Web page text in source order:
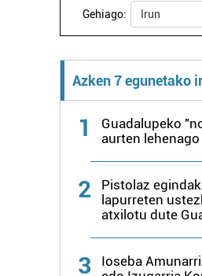
Gehiago: Irun
Azken 7 egunetako
1
Guadalupeko
aurten lehenago
2
Pistolaz
lapurreten
atxilotu dute
3
Ioseba